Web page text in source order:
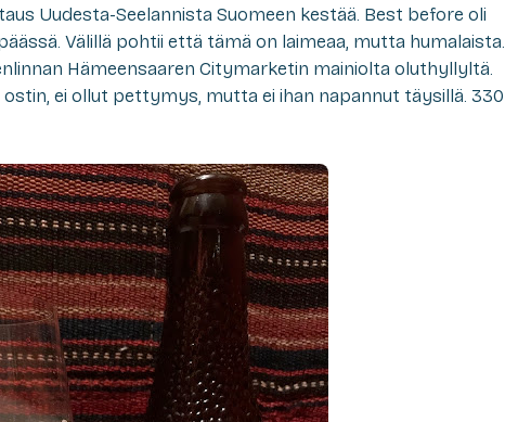
Uudesta-Seelannista Suomeen kestää. Best before oli
Välillä pohtii että tämä on laimeaa, mutta humalaista.
Hämeensaaren Citymarketin mainiolta oluthyllyltä.
ei ollut pettymys, mutta ei ihan napannut täysillä. 330